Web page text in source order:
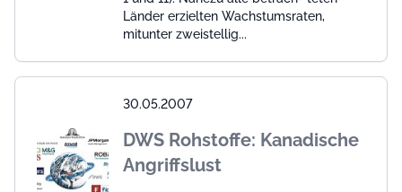
Länder erzielten Wachstumsraten,
mitunter zweistellig...
30.05.2007
DWS Rohstoffe: Kanadische
Angriffslust